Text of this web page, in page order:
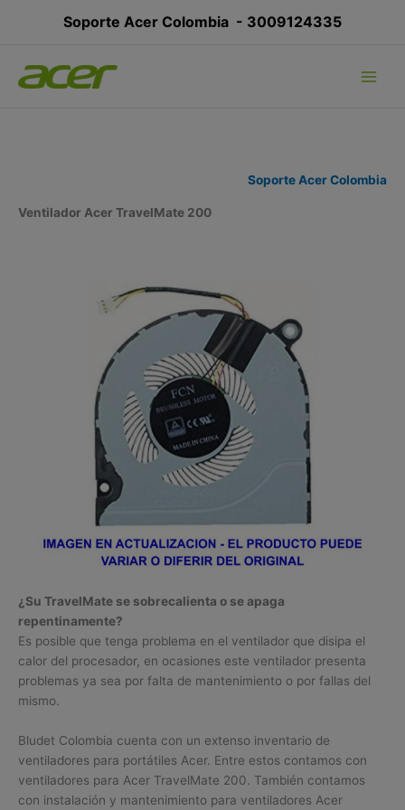
Soporte Acer Colombia - 3009124335
Soporte Acer Colombia
Ventilador Acer TravelMate 200
¿Su TravelMate se sobrecalienta o se apaga
repentinamente?
Es posible que tenga problema en el ventilador que disipa el
calor del procesador, en ocasiones este ventilador presenta
problemas ya sea por falta de mantenimiento o por fallas del
mismo.
Bludet Colombia cuenta con un extenso inventario de
ventiladores para portátiles Acer. Entre estos contamos con
ventiladores para Acer TravelMate 200. También contamos
con instalación y mantenimiento para ventiladores Acer